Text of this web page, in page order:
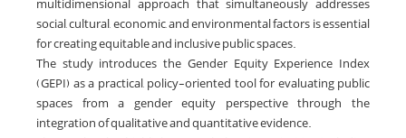
social, cultural, economic, and environmental factors is essential
for creating equitable and inclusive public spaces.
The study introduces the Gender Equity Experience Index
(GEPI) as a practical, policy-oriented tool for evaluating public
spaces from a gender equity perspective through the
integration of qualitative and quantitative evidence.